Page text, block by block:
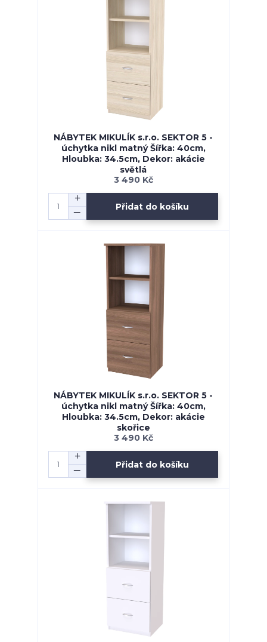
NÁBYTEK MIKULÍK s.r.o. SEKTOR 5 -
úchytka nikl matný Šířka: 40cm,
Hloubka: 34.5cm, Dekor: akácie
světlá
3 490 Kč
Přidat do košíku
NÁBYTEK MIKULÍK s.r.o. SEKTOR 5 -
úchytka nikl matný Šířka: 40cm,
Hloubka: 34.5cm, Dekor: akácie
skořice
3 490 Kč
Přidat do košíku